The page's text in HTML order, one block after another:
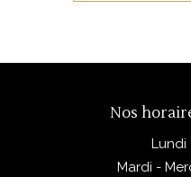
Nos
Lundi
Mardi -